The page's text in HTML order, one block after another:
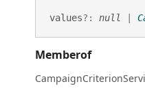
values?: null
Memberof